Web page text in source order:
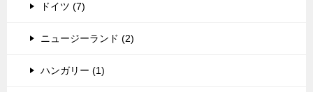
ドイツ (7)
ニュージーランド (2)
ハンガリー (1)